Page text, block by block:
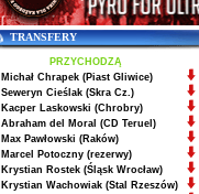
TRANSFERY
PRZYCHODZĄ
Michał Chrapek (Piast Gliwice)
Seweryn Cieślak (Skra Cz.)
Kacper Laskowski (Chrobry)
Abraham del Moral (CD Teruel)
Max Pawłowski (Raków)
Marcel Potoczny (rezerwy)
Krystian Rostek (Śląsk Wrocław)
Krystian Wachowiak (Stal Rzeszów)